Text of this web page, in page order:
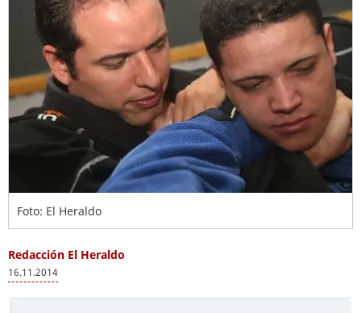
Foto: El Heraldo
Redacción El Heraldo
16.11.2014